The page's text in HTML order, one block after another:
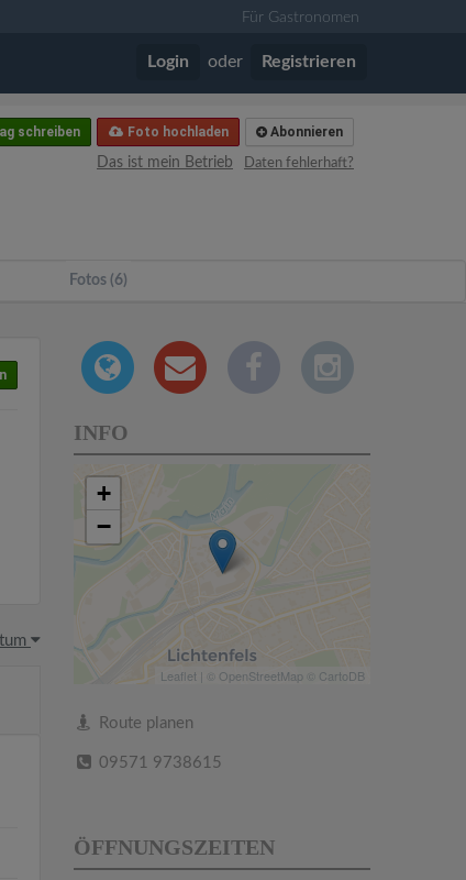
Für Gastronomen
Login oder Registrieren
Abonnieren
Foto hochladen
schreiben
Daten fehlerhaft?
Das ist mein Betrieb
Fotos (6)
INFO
+
−
Leaflet | © OpenStreetMap © CartoDB
Route planen
09571 9738615
ÖFFNUNGSZEITEN